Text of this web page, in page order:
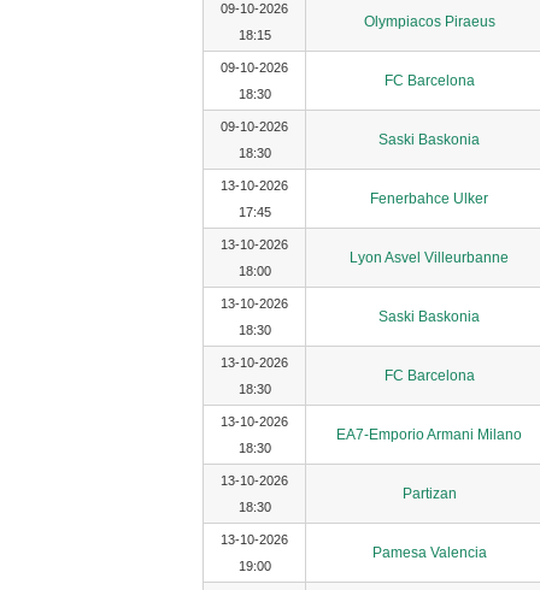
09-10-2026
18:15
Olympiacos Piraeus
09-10-2026
18:30
FC Barcelona
09-10-2026
18:30
Saski Baskonia
13-10-2026
17:45
Fenerbahce Ulker
13-10-2026
18:00
Lyon Asvel Villeurbanne
13-10-2026
18:30
Saski Baskonia
13-10-2026
18:30
FC Barcelona
13-10-2026
18:30
EA7-Emporio Armani Milano
13-10-2026
18:30
Partizan
13-10-2026
19:00
Pamesa Valencia